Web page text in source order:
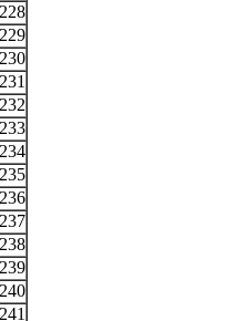
228
229
230
231
232
233
234
235
236
237
238
239
240
241